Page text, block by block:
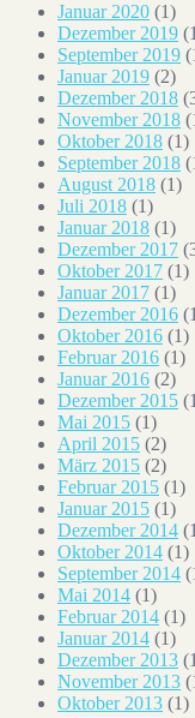
Januar 2020 (1)
Dezember 2019
September 2019
Januar 2019 (2)
Dezember 2018
November 2018
Oktober 2018 (1)
September 2018
August 2018 (1)
Juli 2018 (1)
Januar 2018 (1)
Dezember 2017
Oktober 2017 (1)
Januar 2017 (1)
Dezember 2016
Oktober 2016 (1)
Februar 2016 (1)
Januar 2016 (2)
Dezember 2015
Mai 2015 (1)
April 2015 (2)
März 2015 (2)
Februar 2015 (1)
Januar 2015 (1)
Dezember 2014
Oktober 2014 (1)
September 2014
Mai 2014 (1)
Februar 2014 (1)
Januar 2014 (1)
Dezember 2013
November 2013
Oktober 2013 (1)